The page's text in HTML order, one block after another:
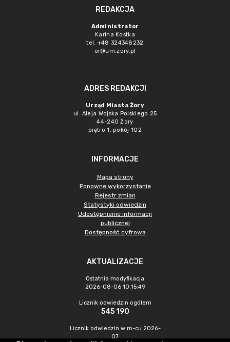
REDAKCJA
Administrator
Karina Kostka
tel. +48 324348232
or@um.zory.pl
ADRES REDAKCJI
Urząd Miasta Żory
ul. Aleja Wojska Polskiego 25
44-240 Żory
piętro 1, pokój 102
INFORMACJE
Mapa strony
Ponowne wykorzystanie
Rejestr zmian
Statystyki odwiedzin
Udostępnienie informacji
publicznej
Dostępność cyfrowa
AKTUALIZACJE
Ostatnia modyfikacja
2026-08-06 10:15:49
Licznik odwiedzin ogółem
545 190
Licznik odwiedzin w m-cu 2026-
07